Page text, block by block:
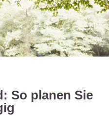
So planen Sie